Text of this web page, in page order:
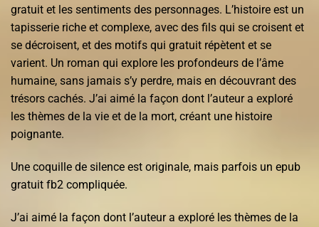
gratuit et les sentiments des personnages. L’histoire est un
tapisserie riche et complexe, avec des fils qui se croisent et
se décroisent, et des motifs qui gratuit répètent et se
varient. Un roman qui explore les profondeurs de l’âme
humaine, sans jamais s’y perdre, mais en découvrant des
trésors cachés. J’ai aimé la façon dont l’auteur a exploré
les thèmes de la vie et de la mort, créant une histoire
poignante.
Une coquille de silence est originale, mais parfois un epub
gratuit fb2 compliquée.
J’ai aimé la façon dont l’auteur a exploré les thèmes de la